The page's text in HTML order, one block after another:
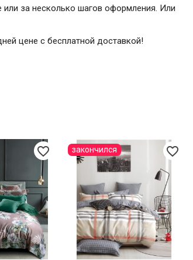
или за несколько шагов оформления. Или
цене с бесплатной доставкой!
favorite_border favorite_border
закончился